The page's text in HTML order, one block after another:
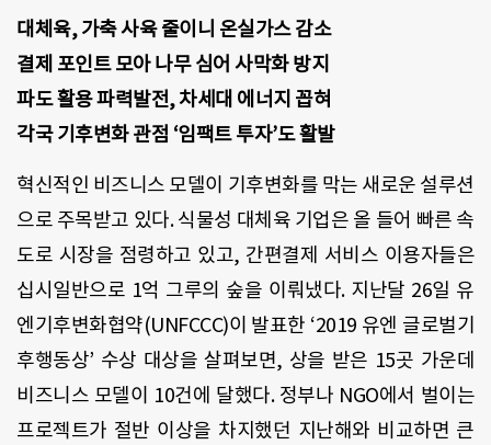
대체육, 가축 사육 줄이니 온실가스 감소
결제 포인트 모아 나무 심어 사막화 방지
파도 활용 파력발전, 차세대 에너지 꼽혀
각국 기후변화 관점 ‘임팩트 투자’도 활발
혁신적인 비즈니스 모델이 기후변화를 막는 새로운 설루션
으로 주목받고 있다. 식물성 대체육 기업은 올 들어 빠른 속
도로 시장을 점령하고 있고, 간편결제 서비스 이용자들은
십시일반으로 1억 그루의 숲을 이뤄냈다. 지난달 26일 유
엔기후변화협약(UNFCCC)이 발표한 ‘2019 유엔 글로벌기
후행동상’ 수상 대상을 살펴보면, 상을 받은 15곳 가운데
비즈니스 모델이 10건에 달했다. 정부나 NGO에서 벌이는
프로젝트가 절반 이상을 차지했던 지난해와 비교하면 큰